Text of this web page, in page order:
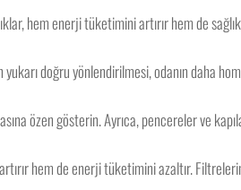
hem enerji tüketimini artırır hem de
doğru yönlendirilmesi, odanın daha
özen gösterin. Ayrıca, pencereler ve
hem de enerji tüketimini azaltır.